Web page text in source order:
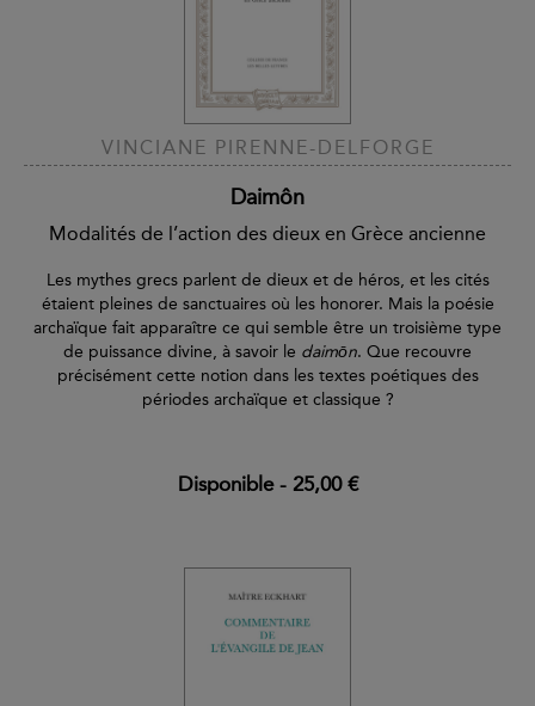
VINCIANE PIRENNE-DELFORGE
Daimôn
Modalités de l’action des dieux en Grèce ancienne
Les mythes grecs parlent de dieux et de héros, et les cités
étaient pleines de sanctuaires où les honorer. Mais la poésie
archaïque fait apparaître ce qui semble être un troisième type
de puissance divine, à savoir le daimōn. Que recouvre
précisément cette notion dans les textes poétiques des
périodes archaïque et classique ?
Disponible- 25,00 €